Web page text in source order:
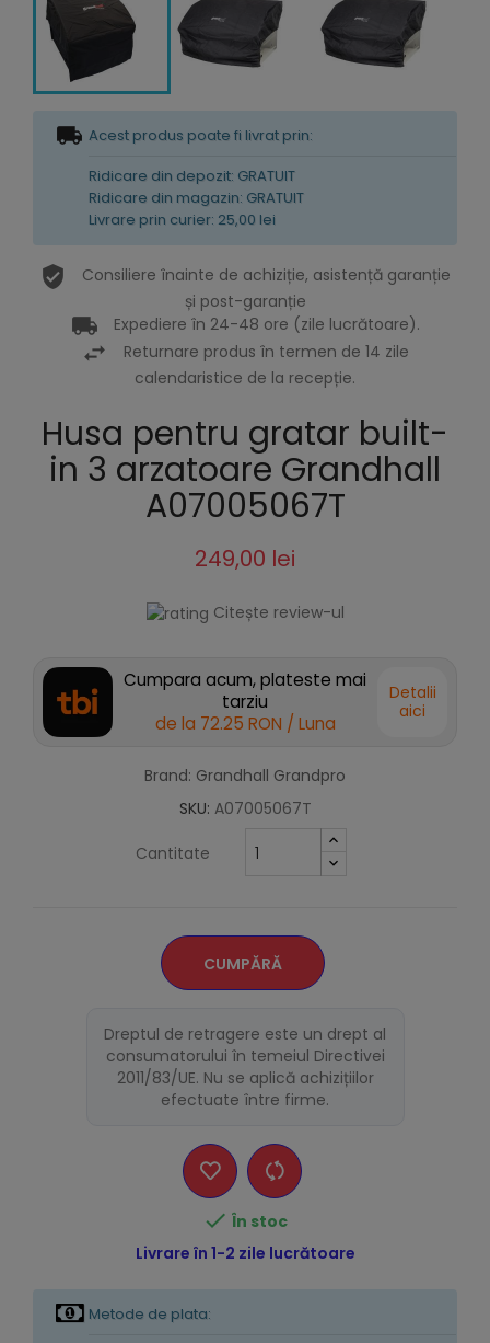
Acest produs poate fi livrat prin:
Ridicare din depozit: GRATUIT
Ridicare din magazin: GRATUIT
Livrare prin curier: 25,00 lei
Consiliere înainte de achiziție, asistență garanție
și post-garanție
Expediere în 24-48 ore (zile lucrătoare).
Returnare produs în termen de 14 zile
calendaristice de la recepție.
Husa pentru gratar built-
in 3 arzatoare Grandhall
A07005067T
249,00 lei
Citește review-ul
Cumpara acum, plateste mai
tarziu
de la 72.25 RON / Luna
Detalii
aici
Brand: Grandhall Grandpro
SKU: A07005067T
Cantitate
CUMPĂRĂ
Dreptul de retragere este un drept al
consumatorului în temeiul Directivei
2011/83/UE. Nu se aplică achizițiilor
efectuate între firme.
 În stoc
Livrare în 1-2 zile lucrătoare
Metode de plata: